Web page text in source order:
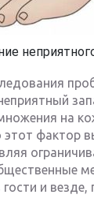
на
этот фактор
и везде,